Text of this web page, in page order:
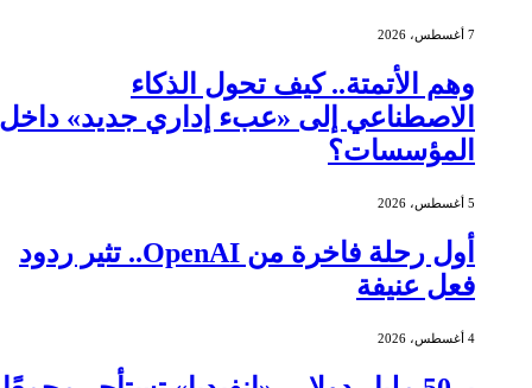
7 أغسطس، 2026
وهم الأتمتة.. كيف تحول الذكاء
الاصطناعي إلى «عبء إداري جديد» داخل
المؤسسات؟
5 أغسطس، 2026
أول رحلة فاخرة من OpenAI.. تثير ردود
فعل عنيفة
4 أغسطس، 2026